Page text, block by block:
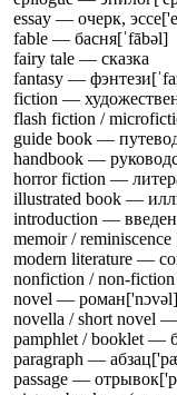
essay — очерк, эссе
fable — басня[ˈfābəl]
fairy tale — сказка
fantasy — фэнтези
fiction —
flash fiction /
guide book —
handbook —
horror fiction —
illustrated book —
introduction —
memoir /
modern literature —
nonfiction / non-
novel — роман['nɔvəl]
novella / short novel
pamphlet / booklet —
paragraph — абзац
passage — отрывок